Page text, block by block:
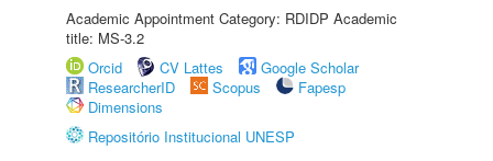
Academic Appointment Category: RDIDP Academic
title: MS-3.2
Orcid
CV Lattes
Google Scholar
ResearcherID
Scopus
Fapesp
Dimensions
Repositório Institucional UNESP